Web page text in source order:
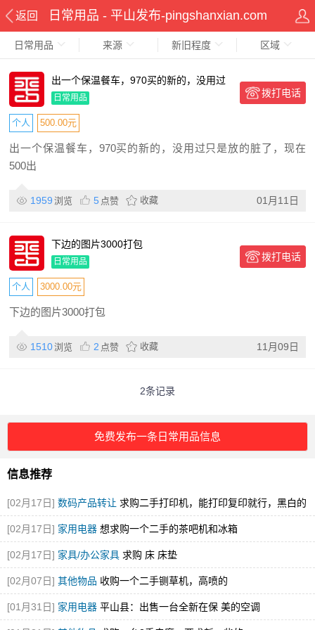
返回 日常用品 - 平山发布-pingshanxian.com
日常用品 来源 新旧程度 区域
出一个保温餐车，970买的新的，没用过
只是放的脏了，现在50
日常用品 拨打电话
个人 500.00元
出一个保温餐车，970买的新的，没用过只是放的脏了，现在
500出
1959 浏览 5 点赞 收藏 01月11日
下边的图片3000打包
日常用品 拨打电话
个人 3000.00元
下边的图片3000打包
1510浏览 2 点赞 收藏 11月09日
2条记录
免费发布一条日常用品信息
信息推荐
[02月17日] 数码产品转让 求购二手打印机，能打印复印就行，黑白的
就可
[02月17日] 家用电器 想求购一个二手的茶吧机和冰箱
[02月17日] 家具/办公家具 求购 床 床垫
[02月07日] 其他物品 收购一个二手铡草机，高喷的
[01月31日] 家用电器 平山县：出售一台全新在保 美的空调